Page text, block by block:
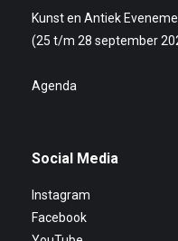
Kunst en Antiek
(25 t/m 28 september
Agenda
Social Media
Instagram
Facebook